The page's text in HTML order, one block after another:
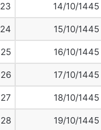
14/10/1445 23 أبريل 2024
15/10/1445 24 أبريل 2024
16/10/1445 25 أبريل 2024
17/10/1445 26 أبريل 2024
18/10/1445 27 أبريل 2024
19/10/1445 28 أبريل 2024